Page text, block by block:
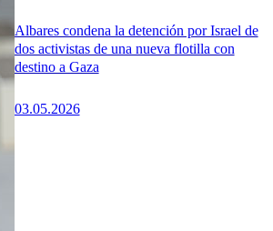
Albares condena la detención por Israel de
dos activistas de una nueva flotilla con
destino a Gaza
03.05.2026